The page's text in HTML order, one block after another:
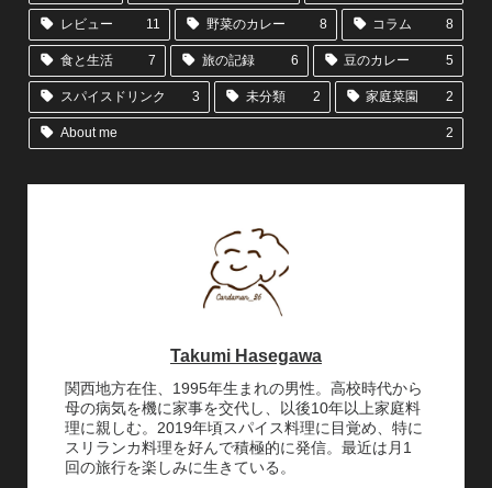
レビュー 11 野菜のカレー 8 コラム 8
食と生活 7 旅の記録 6 豆のカレー 5
スパイスドリンク 3 未分類 2 家庭菜園 2
About me 2
Takumi Hasegawa
関西地方在住、1995年生まれの男性。高校時代から
母の病気を機に家事を交代し、以後10年以上家庭料
理に親しむ。2019年頃スパイス料理に目覚め、特に
スリランカ料理を好んで積極的に発信。最近は月1
回の旅行を楽しみに生きている。